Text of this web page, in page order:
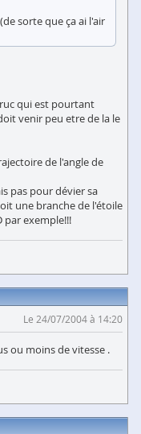
sorte que ça ai l'air
qui est pourtant
venir peu etre de la le
de l'angle de
pas pour dévier sa
une branche de l'étoile
par exemple!!!
Le 24/07/2004 à 14:20
ou moins de vitesse .